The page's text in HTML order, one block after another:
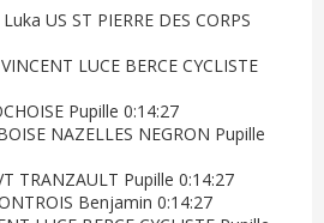
US ST PIERRE DES CORPS
LUCE BERCE CYCLISTE
Pupille 0:14:27
NAZELLES NEGRON Pupille
TRANZAULT Pupille 0:14:27
Benjamin 0:14:27